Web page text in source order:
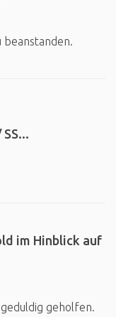
beanstanden.
im Hinblick auf
geholfen.